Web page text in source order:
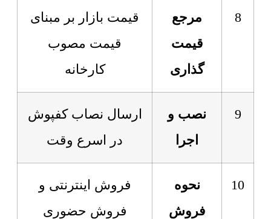
8
مرجع
قیمت
گذاری
قیمت بازار بر مبنای
قیمت مصوب
کارخانه
9
نصب و
اجرا
ارسال نصاب کفپوش
در اسرع وقت
10
نحوه
فروش
فروش اینترنتی و
فروش حضوری